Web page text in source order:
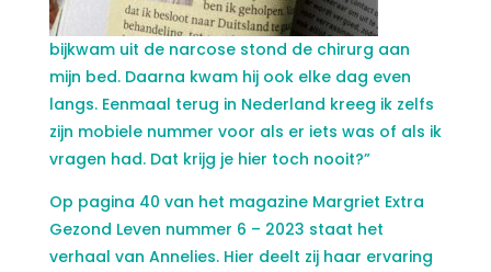
bijkwam uit de narcose stond de chirurg aan
mijn bed. Daarna kwam hij ook elke dag even
langs. Eenmaal terug in Nederland kreeg ik zelfs
zijn mobiele nummer voor als er iets was of als ik
vragen had. Dat krijg je hier toch nooit?”
Op pagina 40 van het magazine Margriet Extra
Gezond Leven nummer 6 – 2023 staat het
verhaal van Annelies. Hier deelt zij haar ervaring